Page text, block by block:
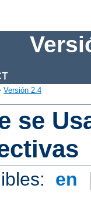
Versión 2.4
se
en